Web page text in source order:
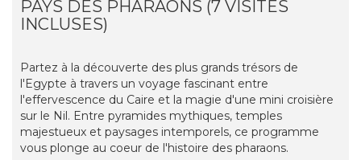
PAYS DES PHARAONS (7 VISITES
INCLUSES)
Partez à la découverte des plus grands trésors de
l'Egypte à travers un voyage fascinant entre
l'effervescence du Caire et la magie d'une mini croisière
sur le Nil. Entre pyramides mythiques, temples
majestueux et paysages intemporels, ce programme
vous plonge au coeur de l'histoire des pharaons.